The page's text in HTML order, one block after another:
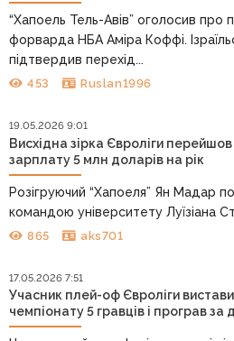
“Хапоель Тель-Авів” оголосив про
форварда НБА Аміра Коффі.
підтвердив перехід...
453 Ruslan1996
19.05.2026 9:01
Висхідна зірка Євроліги
зарплату 5 млн доларів на рік
Розігруючий “Хапоеля” Ян Мадар
командою університету Луїзіана
865 aks701
17.05.2026 7:51
Учасник плей-оф Євроліги
чемпіонату 5 гравців і програв за